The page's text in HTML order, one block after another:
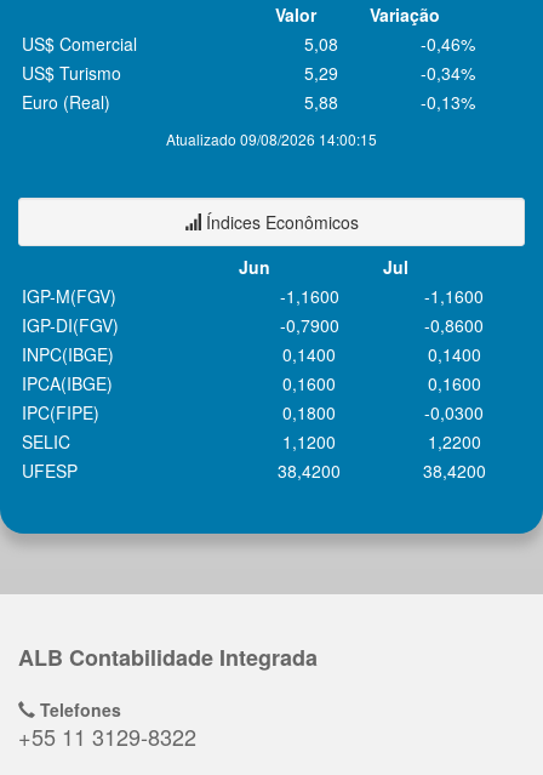
Valor
Variação
Atualizado 09/08/2026 14:00:15
US$ Comercial 5,08
-0,46%
US$ Turismo
5,29
-0,34%
Euro (Real)
5,88 -0,13%
Índices Econômicos
Jun
Jul
IGP-M(FGV)
-1,1600
-1,1600
IGP-DI(FGV)
-0,7900
-0,8600
INPC(IBGE)
0,1400
0,1400
IPCA(IBGE)
0,1600
0,1600
IPC(FIPE)
0,1800
-0,0300
SELIC
1,1200
1,2200
UFESP
38,4200 38,4200
ALB Contabilidade Integrada
Telefones
+55 11 3129-8322